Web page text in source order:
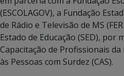
(ESCOLAGOV), a Fundação
de Rádio e Televisão de MS
Estado de Educação (SED), por
Capacitação de Profissionais
às Pessoas com Surdez (CAS).